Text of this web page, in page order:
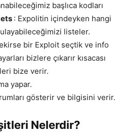
başlıca kodları
: Expolitin içindeyken hangi
listeler.
bir Exploit seçtik ve info
bizlere çıkarır kısacası
bize verir.
yapar.
gösterir ve bilgisini verir.
Nelerdir?